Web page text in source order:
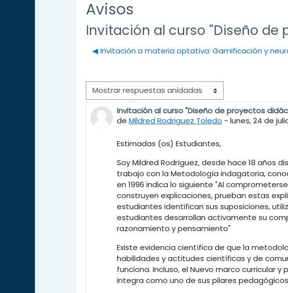
Avisos
Invitación al curso "Diseño
◀︎ Invitación a materia optativa: Gamificación y
Mostrar modo
Invitación al curso "Diseño de proyectos
de Mildred Rodriguez Toledo - lunes, 24 de
Número de respuestas: 0
Estimadas (os) Estudiantes,
Soy Mildred Rodríguez, desde hace 18 años
trabajo con la Metodología indagatoria,
en 1996 indica lo siguiente "Al
construyen explicaciones, prueban estas
estudiantes identifican sus suposiciones,
estudiantes desarrollan activamente su
razonamiento y pensamiento"
Existe evidencia científica de que la
habilidades y actitudes científicas y de
funciona. Incluso, el Nuevo marco curricular
integra como uno de sus pilares